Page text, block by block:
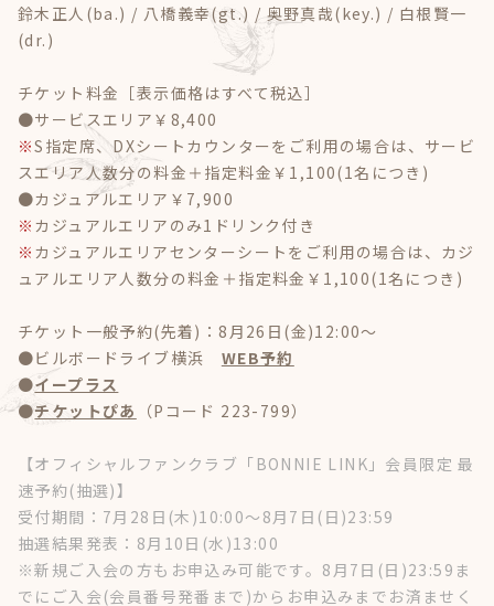
鈴木正人(ba.) / 八橋義幸(gt.) / 奥野真哉(key.) / 白根賢一
(dr.)
チケット料金［表示価格はすべて税込］
●サービスエリア￥8,400
※S指定席、DXシートカウンターをご利用の場合は、サービ
スエリア人数分の料金＋指定料金￥1,100(1名につき)
●カジュアルエリア￥7,900
※ カジュアルエリアのみ1ドリンク付き
※ カジュアルエリアセンターシートをご利用の場合は、カジ
ュアルエリア人数分の料金＋指定料金￥1,100(1名につき)
チケット一般予約(先着)：8月26日(金)12:00～
●ビルボードライブ横浜 WEB予約
●イープラス
●チケットぴあ （Pコード 223-799）
【オフィシャルファンクラブ「BONNIE LINK」会員限定 最
速予約(抽選)】
受付期間：7月28日(木)10:00～8月7日(日)23:59
抽選結果発表：8月10日(水)13:00
※新規ご入会の方もお申込み可能です。8月7日(日)23:59ま
でにご入会(会員番号発番まで)からお申込みまでお済ませく